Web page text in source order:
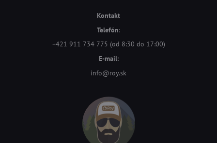
Kontakt
Telefón:
+421 911 734 775 (od 8:30 do 17:00)
E-mail:
info@roy.sk